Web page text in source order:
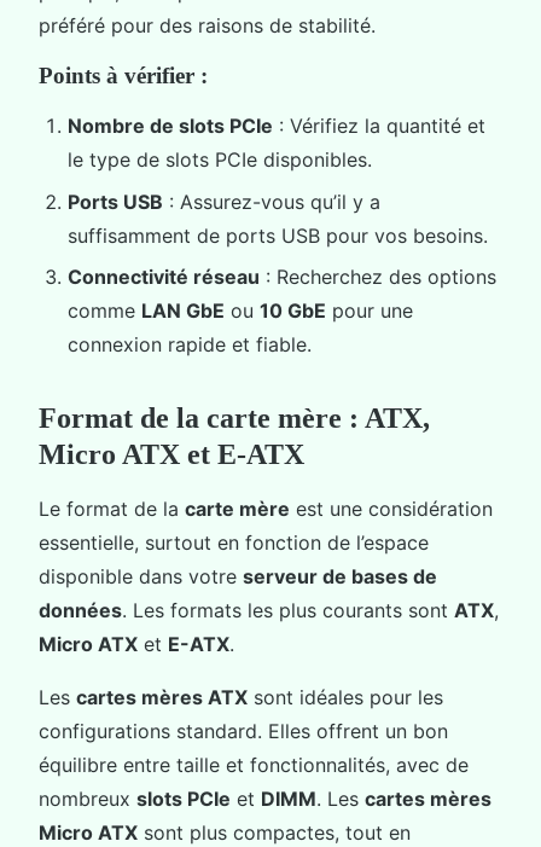
préféré pour des raisons de stabilité.
Points à vérifier :
Nombre de slots PCIe : Vérifiez la quantité et
le type de slots PCIe disponibles.
Ports USB : Assurez-vous qu’il y a
suffisamment de ports USB pour vos besoins.
Connectivité réseau : Recherchez des options
comme LAN GbE ou 10 GbE pour une
connexion rapide et fiable.
Format de la carte mère : ATX,
Micro ATX et E-ATX
Le format de la carte mère est une considération
essentielle, surtout en fonction de l’espace
disponible dans votre serveur de bases de
données. Les formats les plus courants sont ATX,
Micro ATX et E-ATX.
Les cartes mères ATX sont idéales pour les
configurations standard. Elles offrent un bon
équilibre entre taille et fonctionnalités, avec de
nombreux slots PCIe et DIMM. Les cartes mères
Micro ATX sont plus compactes, tout en